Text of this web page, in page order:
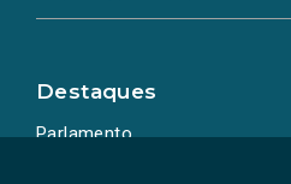
Destaques
Parlamento